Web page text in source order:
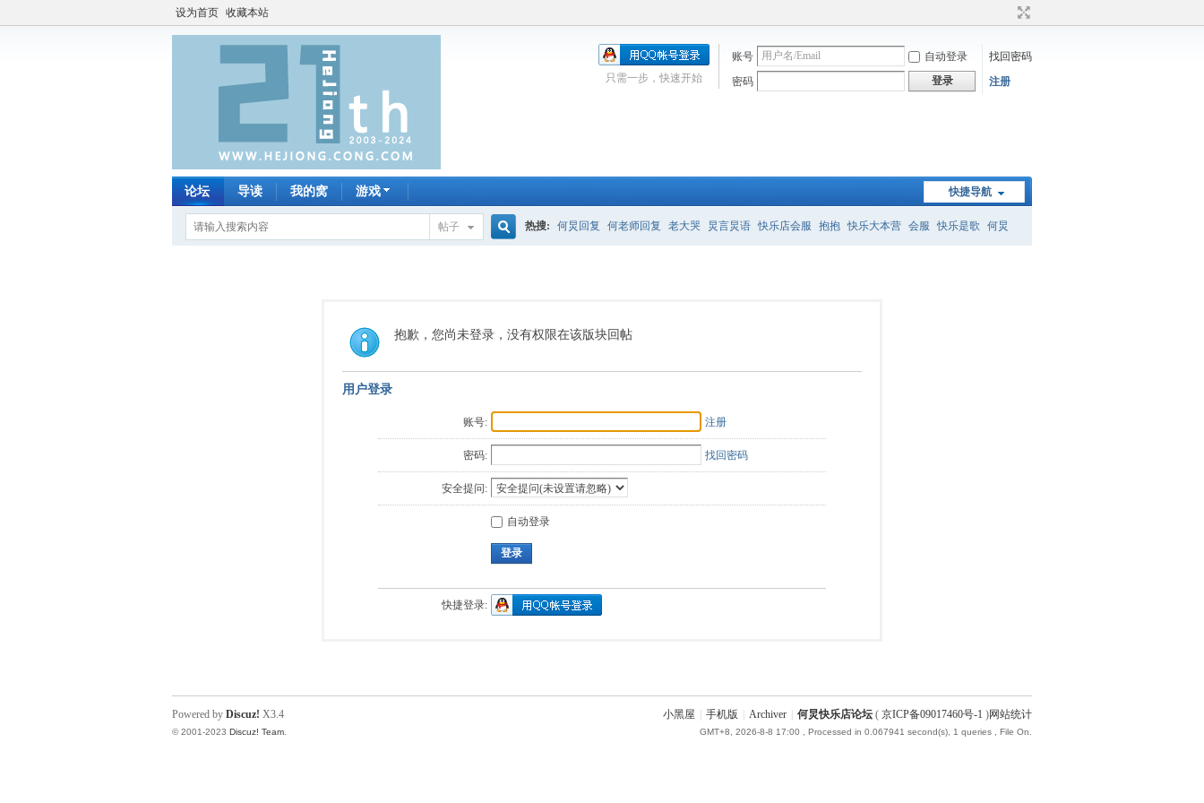
设为首页 收藏本站
账号 自动登录
找回密码
密码
登录 注册
只需一步，快速开始
快捷导航
论坛 导读 我的窝 游戏
帖子
索
热搜: 何炅回复 何老师回复 老大哭 炅言炅语 快乐店会服 抱抱 快乐大本营 会服 快乐是歌 何炅
抱歉，您尚未登录，没有权限在该版块回帖
用户登录
账号: 注册
密码: 找回密码
安全提问:
自动登录
登录
快捷登录:
小黑屋 手机版 Archiver 何炅快乐店论坛 ( 京ICP备09017460号-1 )网站统计
GMT+8, 2026-8-8 17:00 , Processed in 0.067941 second(s), 1 queries , File On.
Powered by Discuz! X3.4
© 2001-2023 Discuz! Team